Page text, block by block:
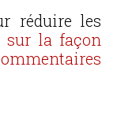
réduire les
sur la façon